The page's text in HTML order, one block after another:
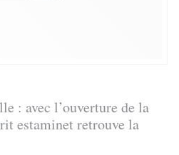
: avec l’ouverture de la
estaminet retrouve la